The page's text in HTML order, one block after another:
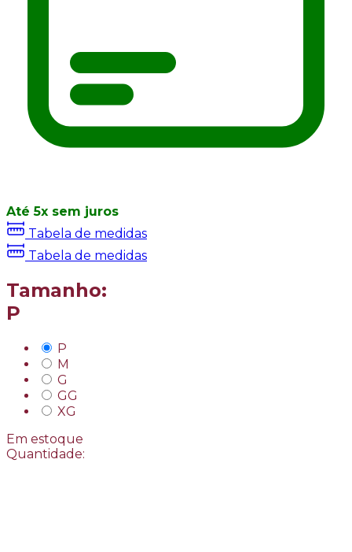
5x sem juros
Tabela de medidas
Tabela de medidas
Tamanho:
P
P
M
G
GG
XG
Em estoque
Quantidade: